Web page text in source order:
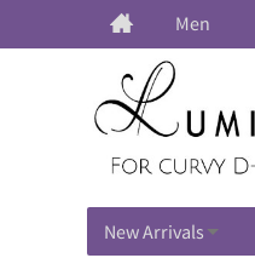
Men
New Arrivals